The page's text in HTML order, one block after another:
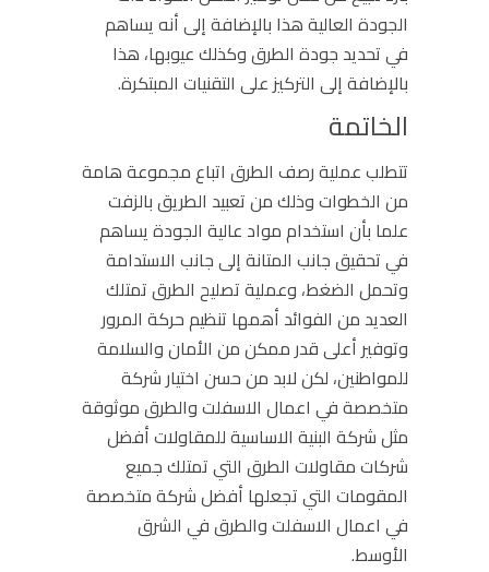
الجودة العالية هذا بالإضافة إلى أنه يساهم
في تحديد جودة الطرق وكذلك عيوبها، هذا
بالإضافة إلى التركيز على التقنيات المبتكرة.
الخاتمة
تتطلب عملية رصف الطرق اتباع مجموعة هامة
من الخطوات وذلك منتعبيد الطريق بالزفت
علما بأن استخدام مواد عالية الجودة يساهم
في تحقيق جانب المتانة إلى جانب الاستدامة
وتحمل الضغط، وعملية تصليح الطرق تمتلك
العديد من الفوائد أهمها تنظيم حركة المرور
وتوفير أعلى قدر ممكن من الأمان والسلامة
للمواطنين، لكن لابد من حسن اختيار شركة
متخصصة في اعمال الاسفلت والطرق موثوقة
مثل شركة البنية الاساسية للمقاولات أفضل
شركات مقاولات الطرق التي تمتلك جميع
المقومات التي تجعلها أفضل شركة متخصصة
في اعمال الاسفلت والطرق في الشرق
الأوسط.